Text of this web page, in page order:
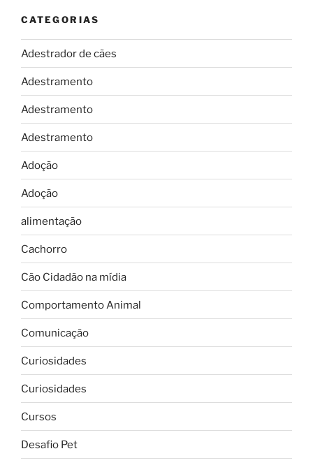
CATEGORIAS
Adestrador de cães
Adestramento
Adestramento
Adestramento
Adoção
Adoção
alimentação
Cachorro
Cão Cidadão na mídia
Comportamento Animal
Comunicação
Curiosidades
Curiosidades
Cursos
Desafio Pet